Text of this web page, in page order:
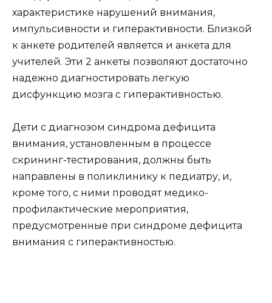
характеристике нарушений внимания,
импульсивности и гиперактивности. Близкой
к анкете родителей является и анкета для
учителей. Эти 2 анкеты позволяют достаточно
надежно диагностировать легкую
дисфункцию мозга с гиперактивностью.
Дети с диагнозом синдрома дефицита
внимания, установленным в процессе
скрининг-тестирования, должны быть
направлены в поликлинику к педиатру, и,
кроме того, с ними проводят медико-
профилактические мероприятия,
предусмотренные при синдроме дефицита
внимания с гиперактивностью.